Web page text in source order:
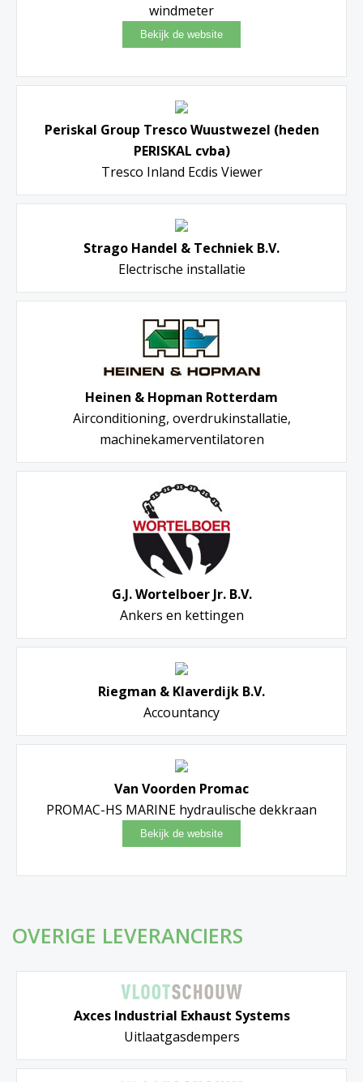
windmeter
Periskal Group Tresco Wuustwezel (heden
PERISKAL cvba)
Tresco Inland Ecdis Viewer
Strago Handel & Techniek B.V.
Electrische installatie
Heinen & Hopman Rotterdam
Airconditioning, overdrukinstallatie,
machinekamerventilatoren
G.J. Wortelboer Jr. B.V.
Ankers en kettingen
Riegman & Klaverdijk B.V.
Accountancy
Van Voorden Promac
PROMAC-HS MARINE hydraulische dekkraan
OVERIGE LEVERANCIERS
Axces Industrial Exhaust Systems
Uitlaatgasdempers